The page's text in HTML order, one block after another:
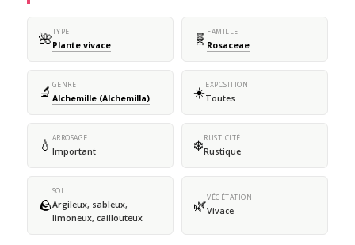
🌺TYPE
Plante vivace 🧬 FAMILLE
Rosaceae
🔬 GENRE
Alchemille (Alchemilla) ☀️EXPOSITION
Toutes
💧 ARROSAGE
Important ❄️RUSTICITÉ
Rustique
🪨
SOL
Argileux, sableux,
limoneux, caillouteux
🌿VÉGÉTATION
Vivace